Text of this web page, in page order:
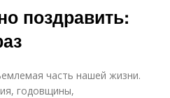
поздравить:
часть нашей жизни.
годовщины,